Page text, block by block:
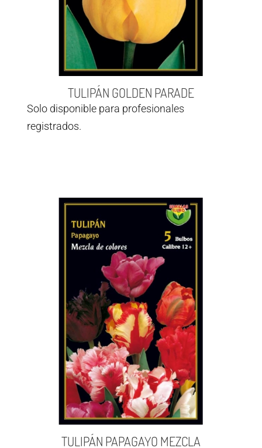
TULIPÁN GOLDEN PARADE
Solo disponible para profesionales
registrados.
TULIPÁN PAPAGAYO MEZCLA